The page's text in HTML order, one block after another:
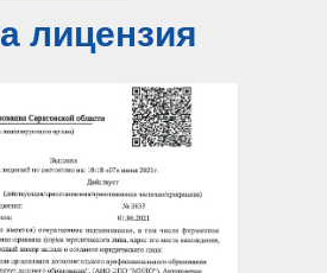
лицензия